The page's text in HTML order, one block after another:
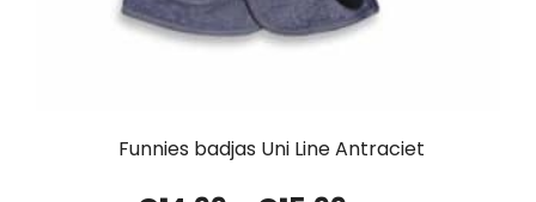
Funnies badjas Uni Line Antraciet